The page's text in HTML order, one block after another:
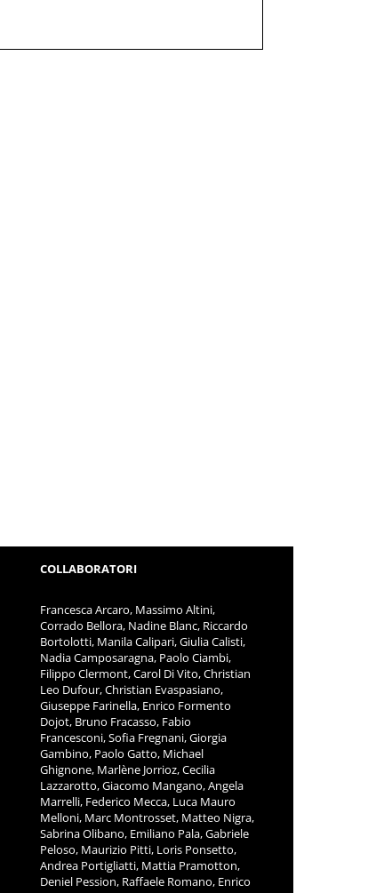
COLLABORATORI
Francesca Arcaro, Massimo Altini,
Corrado Bellora, Nadine Blanc, Riccardo
Bortolotti, Manila Calipari, Giulia Calisti,
Nadia Camposaragna, Paolo Ciambi,
Filippo Clermont, Carol Di Vito, Christian
Leo Dufour, Christian Evaspasiano,
Giuseppe Farinella, Enrico Formento
Dojot, Bruno Fracasso, Fabio
Francesconi, Sofia Fregnani, Giorgia
Gambino, Paolo Gatto, Michael
Ghignone, Marlène Jorrioz, Cecilia
Lazzarotto, Giacomo Mangano, Angela
Marrelli, Federico Mecca, Luca Mauro
Melloni, Marc Montrosset, Matteo Nigra,
Sabrina Olibano, Emiliano Pala, Gabriele
Peloso, Maurizio Pitti, Loris Ponsetto,
Andrea Portigliatti, Mattia Pramotton,
Deniel Pession, Raffaele Romano, Enrico